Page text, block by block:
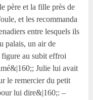
père et la fille près de
et les recommanda
entre lesquels ils
palais, un air de
figure au subit effroi
Julie lui avait
le remercier du petit
lui dire&|160;: –